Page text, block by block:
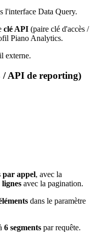
l'interface Data Query.
clé API (paire clé d'accès /
Piano Analytics.
externe.
API de reporting)
par appel, avec la
lignes avec la pagination.
dans le paramètre
6 segments par requête.